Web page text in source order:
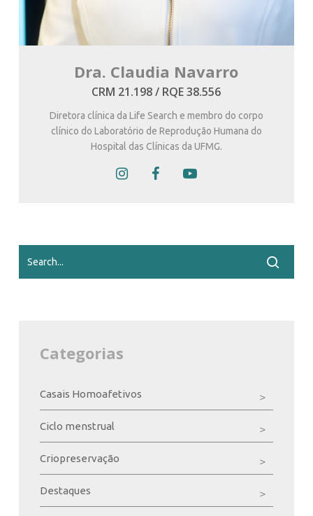
Dra. Claudia Navarro
CRM 21.198 / RQE 38.556
Diretora clínica da Life Search e membro do corpo
clínico do Laboratório de Reprodução Humana do
Hospital das Clínicas da UFMG.
Categorias
Casais Homoafetivos
Ciclo menstrual
Criopreservação
Destaques